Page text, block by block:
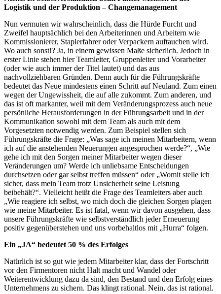
Logistik und der Produktion – Changemanagement
Nun vermuten wir wahrscheinlich, dass die Hürde Furcht und
Zweifel hauptsächlich bei den Arbeiterinnen und Arbeitern wie
Kommissionierer, Staplerfahrer oder Verpackern auftauchen wird.
Wo auch sonst!? Ja, in einem gewissen Maße sicherlich. Jedoch in
erster Linie stehen hier Teamleiter, Gruppenleiter und Vorarbeiter
(oder wie auch immer der Titel lautet) und das aus
nachvollziehbaren Gründen. Denn auch für die Führungskräfte
bedeutet das Neue mindestens einen Schritt auf Neuland. Zum einen
wegen der Ungewissheit, die auf alle zukommt. Zum anderen, und
das ist oft markanter, weil mit dem Veränderungsprozess auch neue
persönliche Herausforderungen in der Führungsarbeit und in der
Kommunikation sowohl mit dem Team als auch mit dem
Vorgesetzten notwendig werden. Zum Beispiel stellen sich
Führungskräfte die Frage: „Was sage ich meinen Mitarbeitern, wenn
ich auf die anstehenden Neuerungen angesprochen werde?“, „Wie
gehe ich mit den Sorgen meiner Mitarbeiter wegen dieser
Veränderungen um? Werde ich unliebsame Entscheidungen
durchsetzen oder gar selbst treffen müssen“ oder „Womit stelle ich
sicher, dass mein Team trotz Unsicherheit seine Leistung
beibehält?“. Vielleicht heißt die Frage des Teamleiters aber auch
„Wie reagiere ich selbst, wo mich doch die gleichen Sorgen plagen
wie meine Mitarbeiter. Es ist fatal, wenn wir davon ausgehen, dass
unsere Führungskräfte wie selbstverständlich jeder Erneuerung
positiv gegenüberstehen und uns vorbehaltlos mit „Hurra“ folgen.
Ein „JA“ bedeutet 50 % des Erfolges
Natürlich ist so gut wie jedem Mitarbeiter klar, dass der Fortschritt
vor den Firmentoren nicht Halt macht und Wandel oder
Weiterentwicklung dazu da sind, den Bestand und den Erfolg eines
Unternehmens zu sichern. Das klingt rational. Nein, das ist rational.